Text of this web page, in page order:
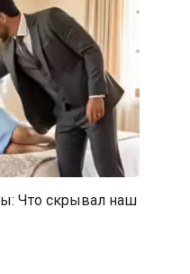
Что скрывал наш